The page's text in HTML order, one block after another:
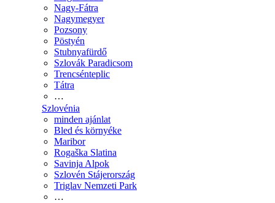
Nagy-Fátra
Nagymegyer
Pozsony
Pöstyén
Stubnyafürdő
Szlovák Paradicsom
Trencsénteplic
Tátra
…
Szlovénia
minden ajánlat
Bled és környéke
Maribor
Rogaška Slatina
Savinja Alpok
Szlovén Stájerország
Triglav Nemzeti Park
…